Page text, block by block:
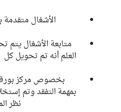
الأشغال
متابعة الأشغال يتم
العلم أنه تم تحويل
بخصوص مركز
بمهمة التفقد وتم
نظر